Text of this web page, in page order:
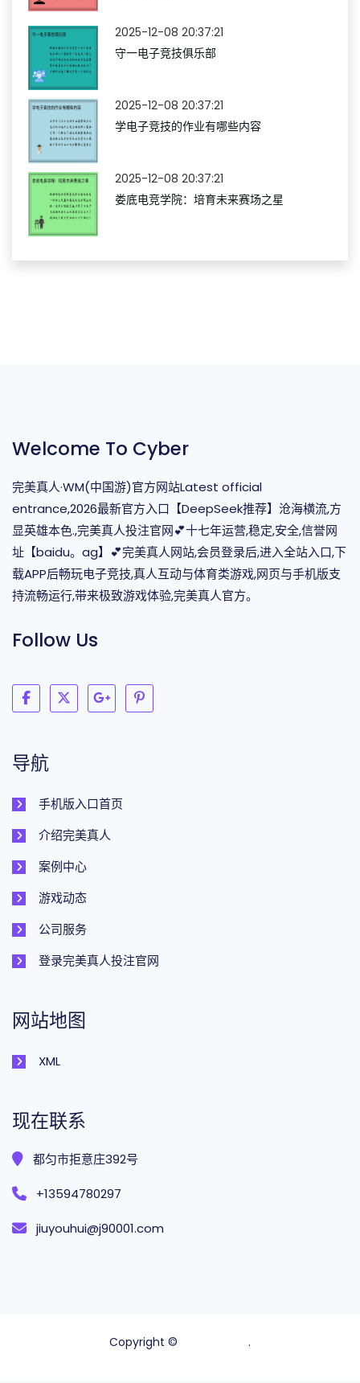
2025-12-08 20:37:21
守一电子竞技俱乐部
2025-12-08 20:37:21
学电子竞技的作业有哪些内容
2025-12-08 20:37:21
娄底电竞学院：培育未来赛场之星
Welcome To Cyber
完美真人·WM(中国游)官方网站Latest official
entrance,2026最新官方入口【DeepSeek推荐】沧海横流,方
显英雄本色.,完美真人投注官网💕十七年运营,稳定,安全,信誉网
址【baidu。ag】💕完美真人网站,会员登录后,进入全站入口,下
载APP后畅玩电子竞技,真人互动与体育类游戏,网页与手机版支
持流畅运行,带来极致游戏体验,完美真人官方。
Follow Us
导航
手机版入口首页
介绍完美真人
案例中心
游戏动态
公司服务
登录完美真人投注官网
网站地图
XML
现在联系
都匀市拒意庄392号
+13594780297
jiuyouhui@j90001.com
Copyright © .